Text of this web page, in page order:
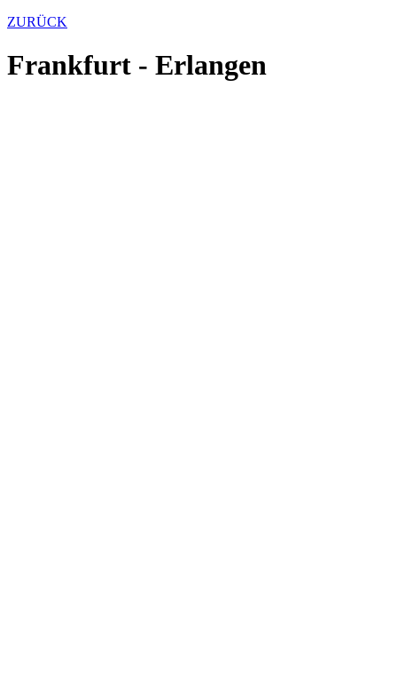
ZURÜCK
Frankfurt - Erlangen